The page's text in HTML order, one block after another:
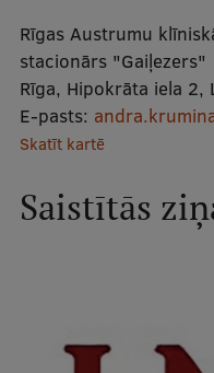
Mobile
galvenā
izvēlne
Studiju iespējas
Pamatstudiju
Maģistra studiju
Praktiska informācija
Rīgas Austrumu
stacionārs "Gaiļezers"
Rīga, Hipokrāta iela 2,
E-pasts:
Skatīt kartē
Saistītās